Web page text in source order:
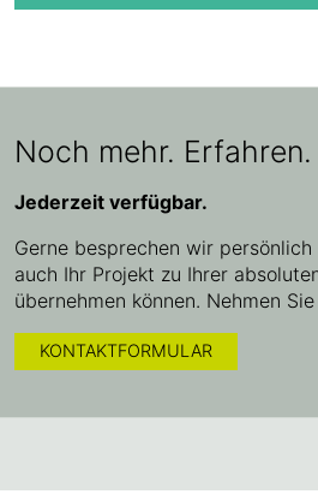
Noch mehr. Erfahren.
Jederzeit verfügbar.
Gerne besprechen wir
auch Ihr Projekt zu Ihrer
übernehmen können. Nehmen
KONTAKTFORMULAR